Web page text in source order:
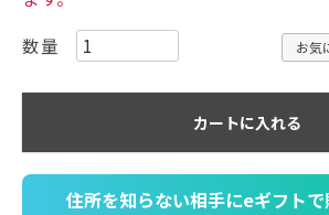
お気
カートに入れる
住所を知らない相手にeギフトで